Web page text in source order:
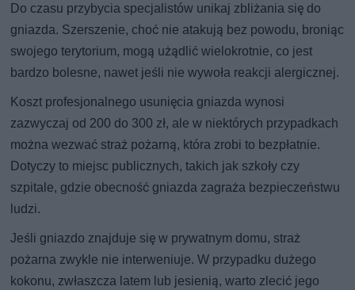
Do czasu przybycia specjalistów unikaj zbliżania się do
gniazda. Szerszenie, choć nie atakują bez powodu, broniąc
swojego terytorium, mogą użądlić wielokrotnie, co jest
bardzo bolesne, nawet jeśli nie wywoła reakcji alergicznej.
Koszt profesjonalnego usunięcia gniazda wynosi
zazwyczaj od 200 do 300 zł, ale w niektórych przypadkach
można wezwać straż pożarną, która zrobi to bezpłatnie.
Dotyczy to miejsc publicznych, takich jak szkoły czy
szpitale, gdzie obecność gniazda zagraża bezpieczeństwu
ludzi.
Jeśli gniazdo znajduje się w prywatnym domu, straż
pożarna zwykle nie interweniuje. W przypadku dużego
kokonu, zwłaszcza latem lub jesienią, warto zlecić jego